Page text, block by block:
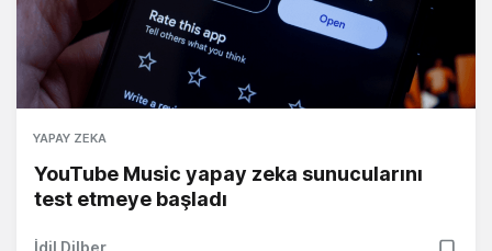
YAPAY ZEKA
YouTube Music yapay zeka sunucularını
test etmeye başladı
İdil Dilber